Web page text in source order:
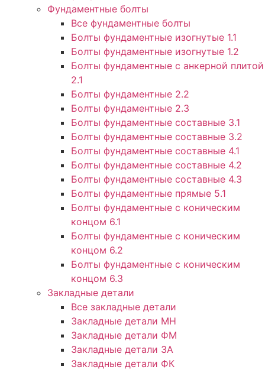
Фундаментные болты
Все фундаментные болты
Болты фундаментные изогнутые 1.1
Болты фундаментные изогнутые 1.2
Болты фундаментные с анкерной плитой
2.1
Болты фундаментные 2.2
Болты фундаментные 2.3
Болты фундаментные составные 3.1
Болты фундаментные составные 3.2
Болты фундаментные составные 4.1
Болты фундаментные составные 4.2
Болты фундаментные составные 4.3
Болты фундаментные прямые 5.1
Болты фундаментные с коническим
концом 6.1
Болты фундаментные с коническим
концом 6.2
Болты фундаментные с коническим
концом 6.3
Закладные детали
Все закладные детали
Закладные детали МН
Закладные детали ФМ
Закладные детали ЗА
Закладные детали ФК